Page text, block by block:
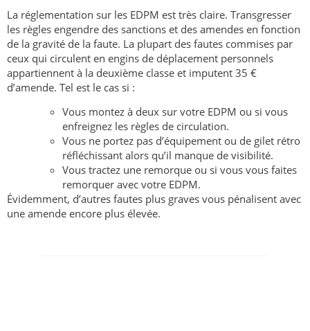
La réglementation sur les EDPM est très claire. Transgresser
les règles engendre des sanctions et des amendes en fonction
de la gravité de la faute. La plupart des fautes commises par
ceux qui circulent en engins de déplacement personnels
appartiennent à la deuxième classe et imputent 35 €
d’amende. Tel est le cas si :
Vous montez à deux sur votre EDPM ou si vous
enfreignez les règles de circulation.
Vous ne portez pas d’équipement ou de gilet rétro
réfléchissant alors qu’il manque de visibilité.
Vous tractez une remorque ou si vous vous faites
remorquer avec votre EDPM.
Évidemment, d’autres fautes plus graves vous pénalisent avec
une amende encore plus élevée.